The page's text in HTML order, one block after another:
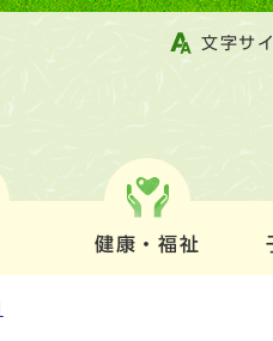
文字サ
健康・福祉